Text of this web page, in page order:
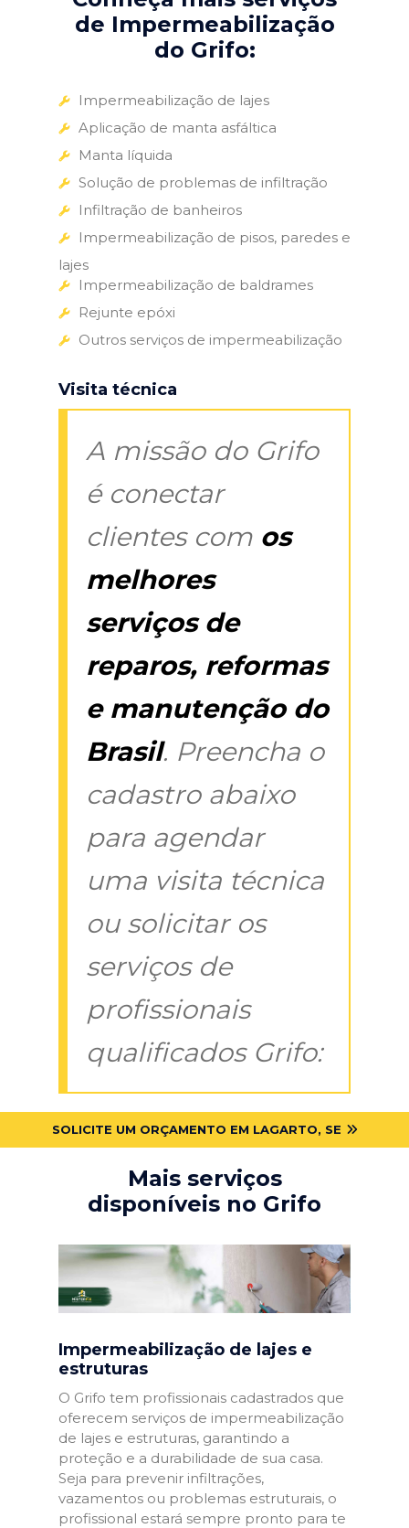
de Impermeabilização
do Grifo:
Impermeabilização de lajes
Aplicação de manta asfáltica
Manta líquida
Solução de problemas de infiltração
Infiltração de banheiros
Impermeabilização de pisos, paredes e
lajes
Impermeabilização de baldrames
Rejunte epóxi
Outros serviços de impermeabilização
Visita técnica
A missão do Grifo
é conectar
clientes com os
melhores
serviços de
reparos, reformas
e manutenção do
Brasil. Preencha o
cadastro abaixo
para agendar
uma visita técnica
ou solicitar os
serviços de
profissionais
qualificados Grifo:
SOLICITE UM ORÇAMENTO EM LAGARTO, SE
Mais serviços
disponíveis no Grifo
Impermeabilização de lajes e
estruturas
O Grifo tem profissionais cadastrados que
oferecem serviços de impermeabilização
de lajes e estruturas, garantindo a
proteção e a durabilidade de sua casa.
Seja para prevenir infiltrações,
vazamentos ou problemas estruturais, o
profissional estará sempre pronto para te